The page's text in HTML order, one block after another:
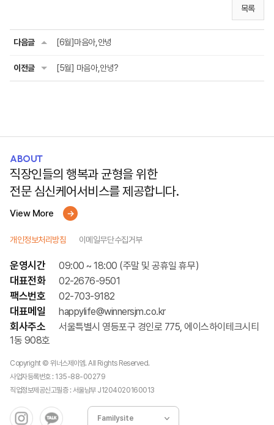
목록
다음글 [6월]마음아,안녕
이전글 [5월] 마음아,안녕?
ABOUT
직장인들의 행복과 균형을 위한
전문 심신케어서비스를 제공합니다.
View More
개인정보처리방침 이메일무단수집거부
운영시간 09:00 ~ 18:00 (주말 및 공휴일 휴무)
대표전화 02-2676-9501
팩스번호 02-703-9182
대표메일 happylife@winnersjm.co.kr
회사주소
서울특별시 영등포구 경인로 775, 에이스하이테크시티
1동 908호
Copyright © 위너스제이엠. All Rights Reserved.
사업자등록번호 : 135-88-00279
직업정보제공신고필증 : 서울남부 J1204020160013
Familysite